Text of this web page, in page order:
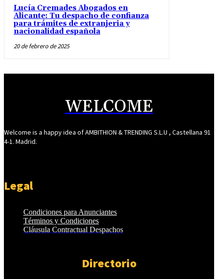
Lucía Cremades Abogados en
Alicante: Tu despacho de confianza
para trámites de extranjeria y
nacionalidad española
20 de febrero de 2025
WELCOME
Welcome is a happy idea of AMBITHION & TRENDING S.L.U , Castellana 91
4-1. Madrid.
Legal
Condiciones para Anunciantes
Términos y Condiciones
Cláusula Contractual Despachos
Directorio